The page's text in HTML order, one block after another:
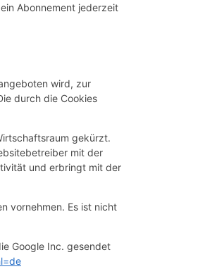
Abonnement jederzeit
wird, zur
durch die Cookies
gekürzt.
mit der
und erbringt mit der
vornehmen. Es ist nicht
Google Inc. gesendet